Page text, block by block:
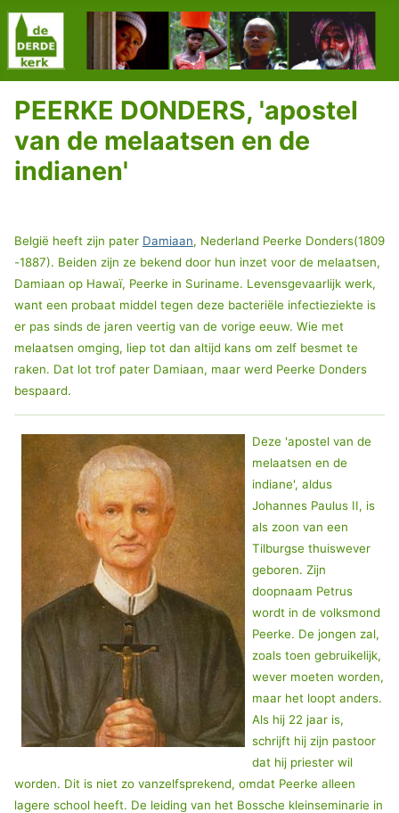
PEERKE DONDERS, 'apostel
van de melaatsen en de
indianen'
België heeft zijn pater Damiaan, Nederland Peerke Donders(1809
-1887). Beiden zijn ze bekend door hun inzet voor de melaatsen,
Damiaan op Hawaï, Peerke in Suriname. Levensgevaarlijk werk,
want een probaat middel tegen deze bacteriële infectieziekte is
er pas sinds de jaren veertig van de vorige eeuw. Wie met
melaatsen omging, liep tot dan altijd kans om zelf besmet te
raken. Dat lot trof pater Damiaan, maar werd Peerke Donders
bespaard.
Deze 'apostel van de
melaatsen en de
indiane', aldus
Johannes Paulus II, is
als zoon van een
Tilburgse thuiswever
geboren. Zijn
doopnaam Petrus
wordt in de volksmond
Peerke. De jongen zal,
zoals toen gebruikelijk,
wever moeten worden,
maar het loopt anders.
Als hij 22 jaar is,
schrijft hij zijn pastoor
dat hij priester wil
worden. Dit is niet zo vanzelfsprekend, omdat Peerke alleen
lagere school heeft. De leiding van het Bossche kleinseminarie in